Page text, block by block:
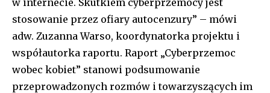
stosowanie przez ofiary autocenzury” – mówi
adw. Zuzanna Warso, koordynatorka projektu i
współautorka raportu. Raport „Cyberprzemoc
wobec kobiet” stanowi podsumowanie
przeprowadzonych rozmów i towarzyszących im